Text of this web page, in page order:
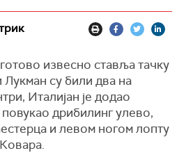
извесно ставља тачку
Лукман су били два на
Италијан је додао
повукао дрибилинг улево,
и левом ногом лопту